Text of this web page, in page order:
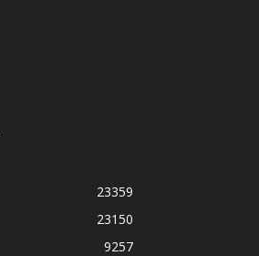
23359
23150
9257